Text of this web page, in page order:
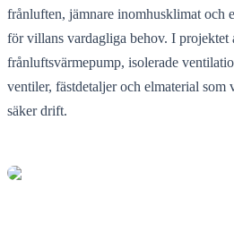
frånluften, jämnare inomhusklimat och
för villans vardagliga behov. I projektet
frånluftsvärmepump, isolerade
ventiler, fästdetaljer och elmaterial som
säker drift.